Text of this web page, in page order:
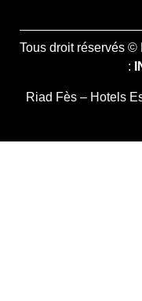
Tous droit réservés ©
:
Riad Fès – Hotels